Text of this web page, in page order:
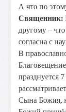
А что по
Священник:
другому –
согласна с
В
празднуется
Сына Божия,